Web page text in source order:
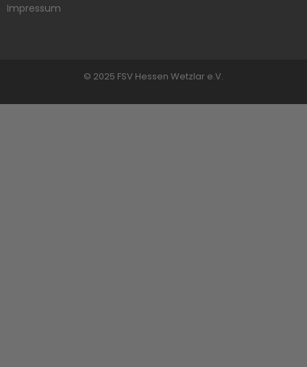
Impressum
© 2025 FSV Hessen Wetzlar e.V.